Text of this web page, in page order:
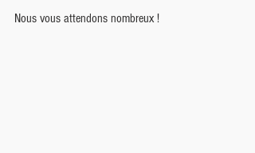
Nous vous attendons nombreux !